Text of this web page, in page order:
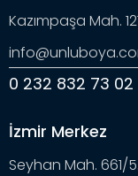
Kazımpaşa Mah.
0 232 832 73 02
İzmir Merkez
Seyhan Mah. 661/